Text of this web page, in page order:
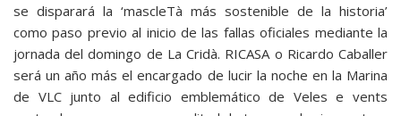
se disparará la ‘mascleTà más sostenible de la historia’
como paso previo al inicio de las fallas oficiales mediante la
jornada del domingo de La Cridà. RICASA o Ricardo Caballer
será un año más el encargado de lucir la noche en la Marina
de VLC junto al edificio emblemático de Veles e vents